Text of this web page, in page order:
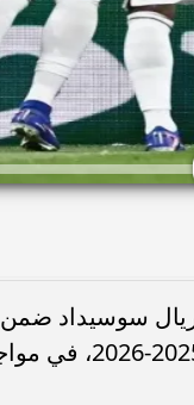
ريال سوسيداد
الجولة الرابعة والعشرين من بطولة